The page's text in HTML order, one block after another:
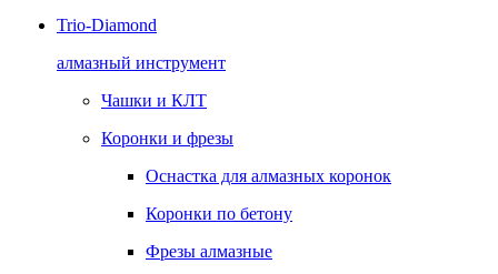
Trio-Diamond
алмазный инструмент
Чашки и КЛТ
Коронки и фрезы
Оснастка для алмазных коронок
Коронки по бетону
Фрезы алмазные